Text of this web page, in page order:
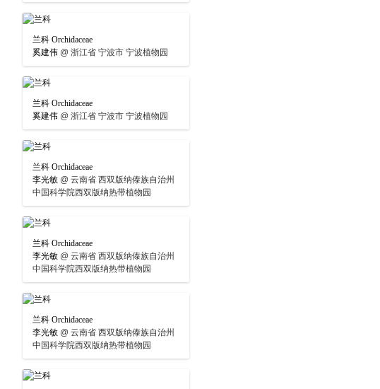
兰科 Orchidaceae
奚建伟 @ 浙江省 宁波市 宁波植物园
兰科 Orchidaceae
奚建伟 @ 浙江省 宁波市 宁波植物园
兰科 Orchidaceae
李光敏 @ 云南省 西双版纳傣族自治州
中国科学院西双版纳热带植物园
兰科 Orchidaceae
李光敏 @ 云南省 西双版纳傣族自治州
中国科学院西双版纳热带植物园
兰科 Orchidaceae
李光敏 @ 云南省 西双版纳傣族自治州
中国科学院西双版纳热带植物园